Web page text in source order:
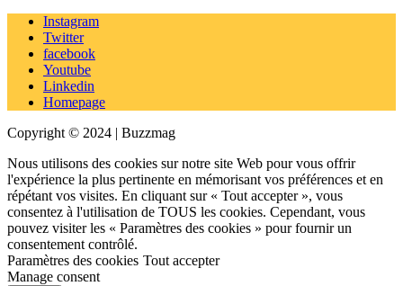
Instagram
Twitter
facebook
Youtube
Linkedin
Homepage
Copyright © 2024 | Buzzmag
Nous utilisons des cookies sur notre site Web pour vous offrir
l'expérience la plus pertinente en mémorisant vos préférences et en
répétant vos visites. En cliquant sur « Tout accepter », vous
consentez à l'utilisation de TOUS les cookies. Cependant, vous
pouvez visiter les « Paramètres des cookies » pour fournir un
consentement contrôlé.
Paramètres des cookies Tout accepter
Manage consent